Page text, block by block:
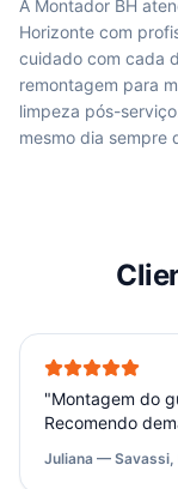
A Montador BH
Horizonte com
cuidado com cada
remontagem para
limpeza pós-
mesmo dia sempre
"Montagem do
Recomendo
Juliana — Savassi,